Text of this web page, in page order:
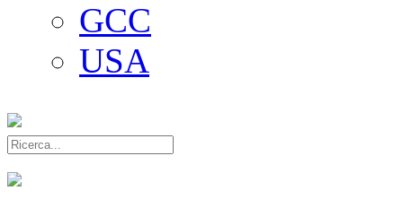
GCC
USA